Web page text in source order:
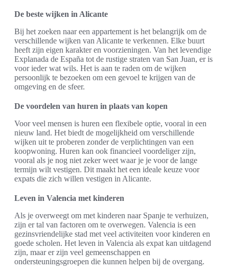
De beste wijken in Alicante
Bij het zoeken naar een appartement is het belangrijk om de
verschillende wijken van Alicante te verkennen. Elke buurt
heeft zijn eigen karakter en voorzieningen. Van het levendige
Explanada de España tot de rustige straten van San Juan, er is
voor ieder wat wils. Het is aan te raden om de wijken
persoonlijk te bezoeken om een gevoel te krijgen van de
omgeving en de sfeer.
De voordelen van huren in plaats van kopen
Voor veel mensen is huren een flexibele optie, vooral in een
nieuw land. Het biedt de mogelijkheid om verschillende
wijken uit te proberen zonder de verplichtingen van een
koopwoning. Huren kan ook financieel voordeliger zijn,
vooral als je nog niet zeker weet waar je je voor de lange
termijn wilt vestigen. Dit maakt het een ideale keuze voor
expats die zich willen vestigen in Alicante.
Leven in Valencia met kinderen
Als je overweegt om met kinderen naar Spanje te verhuizen,
zijn er tal van factoren om te overwegen. Valencia is een
gezinsvriendelijke stad met veel activiteiten voor kinderen en
goede scholen. Het leven in Valencia als expat kan uitdagend
zijn, maar er zijn veel gemeenschappen en
ondersteuningsgroepen die kunnen helpen bij de overgang.